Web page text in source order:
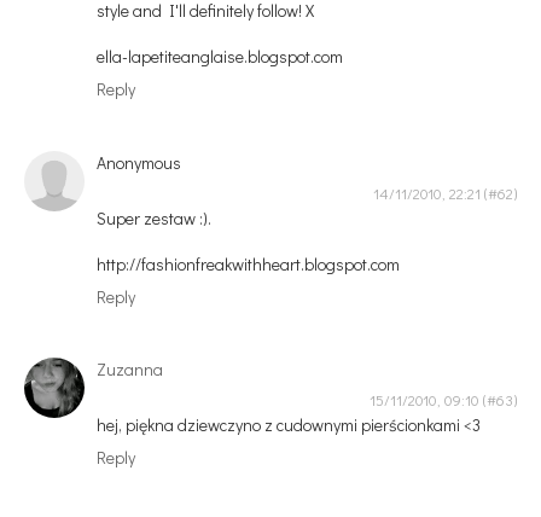
style and I'll definitely follow! X
ella-lapetiteanglaise.blogspot.com
Reply
Anonymous
14/11/2010, 22:21
Super zestaw :).
http://fashionfreakwithheart.blogspot.com
Reply
Zuzanna
15/11/2010, 09:10
hej, piękna dziewczyno z cudownymi pierścionkami <3
Reply